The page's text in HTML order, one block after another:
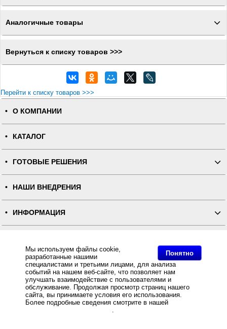
Понятно
Мы используем файлы cookie,
разработанные нашими
специалистами и третьими лицами, для анализа
событий на нашем веб-сайте, что позволяет нам
улучшать взаимодействие с пользователями и
обслуживание. Продолжая просмотр страниц нашего
сайта, вы принимаете условия его использования.
Более подробные сведения смотрите в нашей
.
Аналогичные товары
Вернуться к списку товаров >>>
Перейти к списку товаров >>>
О КОМПАНИИ
КАТАЛОГ
ГОТОВЫЕ РЕШЕНИЯ
НАШИ ВНЕДРЕНИЯ
ИНФОРМАЦИЯ
ПОЛНАЯ ВЕРСИЯ
Интернет-магазин "ПОСЛЭНД" - торгового оборудования, оборудования для автоматизации общепита и
торговли, расходных материалов
Все права защищены, ООО "ПОСЛЭНД" © 2008-2026.
Политика конфиденциальности
Основное: Нейлоновая лента стандарт двусторонняя NT639B для ТТ-печати белая 85мм/400м,
Нейлоновая лента стандарт двусторонняя NT639B для ТТ-печати белая 85мм/400м (плотность 57) -